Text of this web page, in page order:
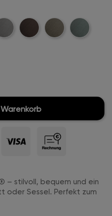
Dunkelbraun-
Khaki-
Mintgreen-
– stilvoll, bequem und ein
oder Sessel. Perfekt zum